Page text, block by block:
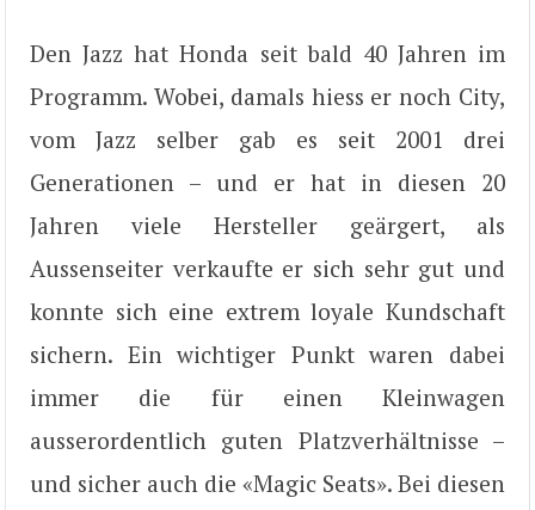
Den Jazz hat Honda seit bald 40 Jahren im
Programm. Wobei, damals hiess er noch City,
vom Jazz selber gab es seit 2001 drei
Generationen – und er hat in diesen 20
Jahren viele Hersteller geärgert, als
Aussenseiter verkaufte er sich sehr gut und
konnte sich eine extrem loyale Kundschaft
sichern. Ein wichtiger Punkt waren dabei
immer die für einen Kleinwagen
ausserordentlich guten Platzverhältnisse –
und sicher auch die «Magic Seats». Bei diesen